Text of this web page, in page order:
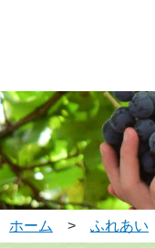
ホーム > ふれあい